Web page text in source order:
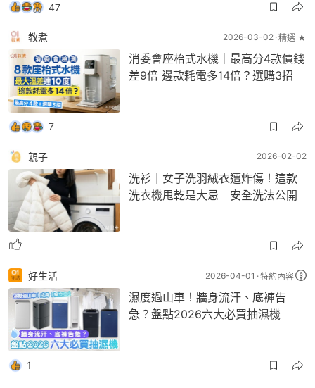
47
教煮 2026-03-02 精選 ★
消委會座枱式水機｜最高分4款價錢
差9倍 邊款耗電多14倍？選購3招
7
親子 2026-02-02
洗衫｜女子洗羽絨衣遭炸傷！這款
洗衣機甩乾是大忌 安全洗法公開
好生活 2026-04-01 特約內容
濕度過山車！牆身流汗、底褲告
急？盤點2026六大必買抽濕機
1